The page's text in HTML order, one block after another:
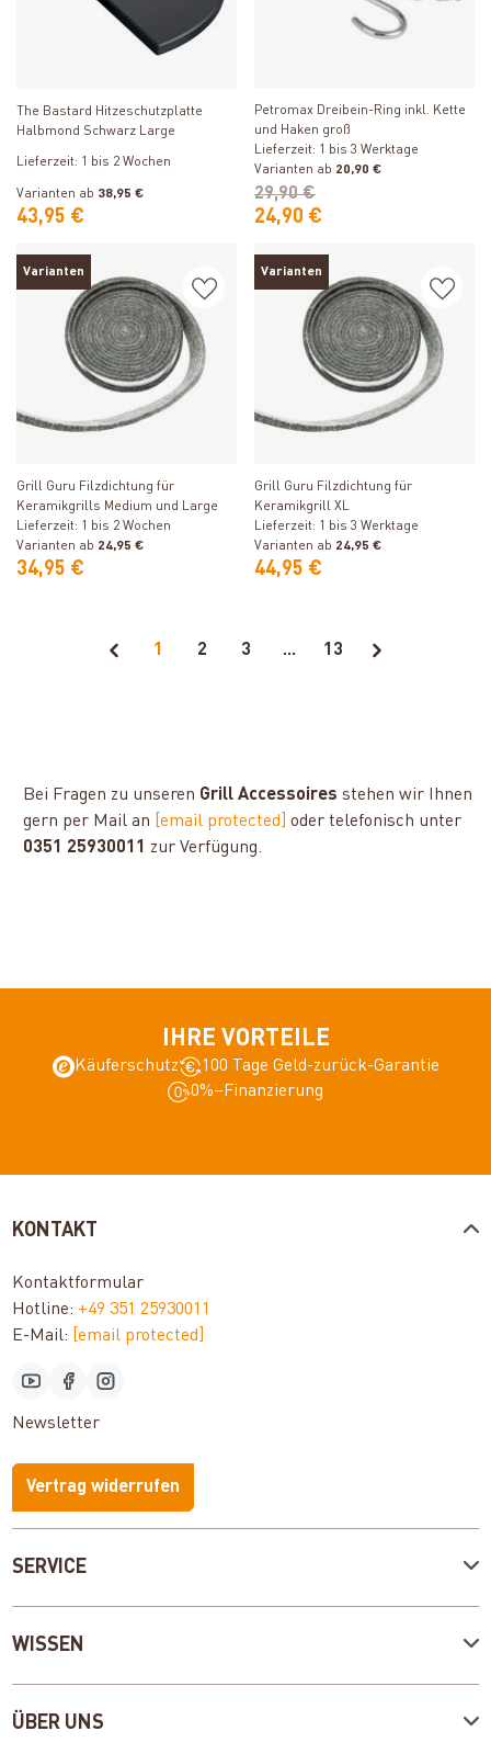
The Bastard Hitzeschutzplatte
Halbmond Schwarz Large
Lieferzeit: 1 bis 2 Wochen
Varianten ab 38,95 €
43,95 €
Petromax Dreibein-Ring inkl. Kette
und Haken groß
Lieferzeit: 1 bis 3 Werktage
Varianten ab 20,90 €
24,90 €
29,90 €
Varianten
Grill Guru Filzdichtung für
Keramikgrills Medium und Large
Lieferzeit: 1 bis 2 Wochen
Varianten ab 24,95 €
34,95 €
Varianten
Grill Guru Filzdichtung für
Keramikgrill XL
Lieferzeit: 1 bis 3 Werktage
Varianten ab 24,95 €
44,95 €
1 2 3 ... 13
Bei Fragen zu unseren Grill Accessoires stehen wir Ihnen
gern per Mail an
[email protected]
oder telefonisch unter
0351 25930011
zur Verfügung.
IHRE VORTEILE
Käuferschutz
100 Tage Geld-zurück-Garantie
0%–Finanzierung
SERVICE
WISSEN
ÜBER UNS
KONTAKT
Kontaktformular
Hotline: +49 351 25930011
E-Mail:
[email protected]
Newsletter
Vertrag widerrufen